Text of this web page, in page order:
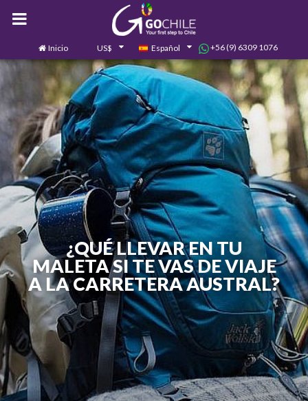
Inicio US$ Español +56 (9) 6309 1076
Contáctanos
¿QUÉ LLEVAR EN TU
MALETA SI TE VAS DE VIAJE
A LA CARRETERA AUSTRAL?